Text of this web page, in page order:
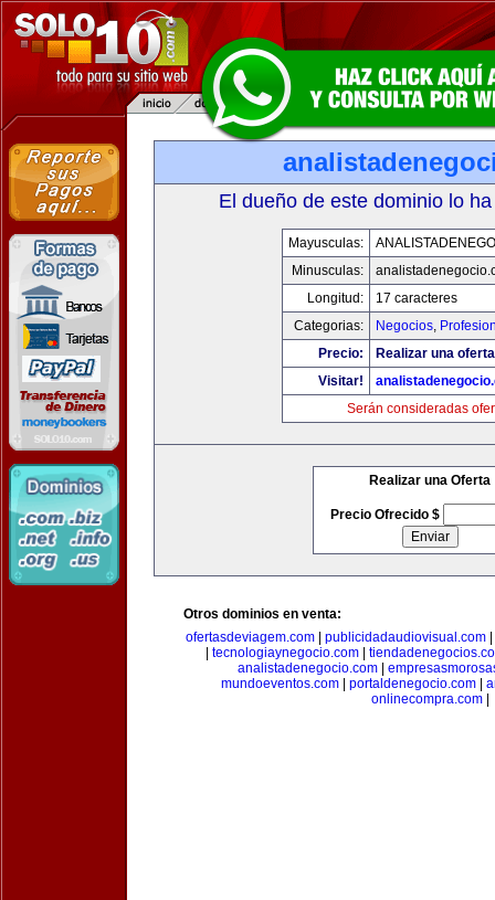
El dueño de este dominio lo
Mayusculas:
Minusculas:
Longitud:
17 caracteres
Categorias:
Negocios,
Precio:
Realizar una
Visitar!
Serán consideradas
Realizar una Oferta
Precio Ofrecido $
Otros dominios en venta:
ofertasdeviagem.com| publicidadaudiovisual.com|
tecnologiaynegocio.com
analistadenegocio.com
mundoeventos.com| portaldenegocio.com|
onlinecompra.com|